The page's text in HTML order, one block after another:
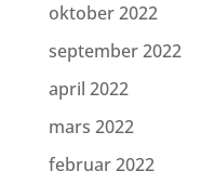
oktober 2022
september 2022
april 2022
mars 2022
februar 2022